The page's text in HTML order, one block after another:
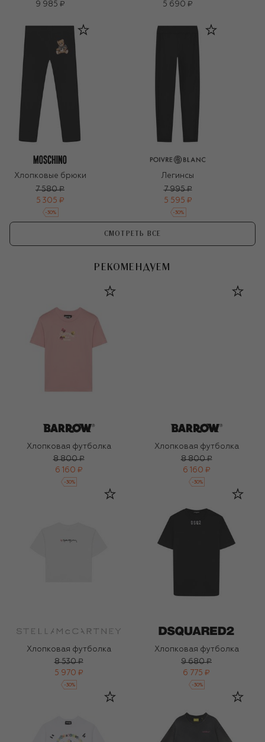
9 985 ₽
5 690 ₽
Хлопковые брюки
7 580 ₽
5 305 ₽
-30%
Легинсы
7 995 ₽
5 595 ₽
-30%
СМОТРЕТЬ ВСЕ
РЕКОМЕНДУЕМ
Хлопковая футболка
8 800 ₽
6 160 ₽
-30%
Хлопковая футболка
8 800 ₽
6 160 ₽
-30%
Хлопковая футболка
8 530 ₽
5 970 ₽
-30%
Хлопковая футболка
9 680 ₽
6 775 ₽
-30%